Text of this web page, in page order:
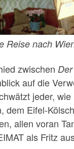
Reise nach
zwischen
auf die
jeder,
Eifel-
allen voran
als Fritz